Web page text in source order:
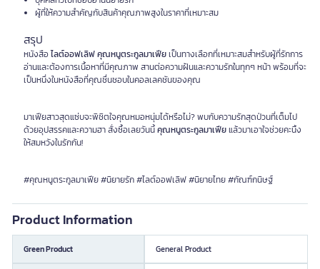
ผู้ที่ให้ความสำคัญกับสินค้าคุณภาพสูงในราคาที่เหมาะสม
สรุป
หนังสือไลต์ออฟเลิฟ คุณหนูตระกูลมาเฟียเป็นทางเลือกที่เหมาะสมสำหรับผู้ที่รักการ
อ่านและต้องการเนื้อหาที่มีคุณภาพ สานต่อความฝันและความรักในทุกๆ หน้า พร้อมที่จะ
เป็นหนึ่งในหนังสือที่คุณชื่นชอบในคอลเลคชันของคุณ
มาเฟียสาวสุดแซ่บจะพิชิตใจคุณหมอหนุ่มได้หรือไม่? พบกับความรักสุดป่วนที่เต็มไป
ด้วยอุปสรรคและความฮา สั่งซื้อเลยวันนี้คุณหนูตระกูลมาเฟียแล้วมาเอาใจช่วยคะนิ้ง
ให้สมหวังในรักกัน!
#คุณหนูตระกูลมาเฟีย #นิยายรัก #ไลต์ออฟเลิฟ #นิยายไทย #กัณฑ์กนิษฐ์
Product Information
Green Product General Product